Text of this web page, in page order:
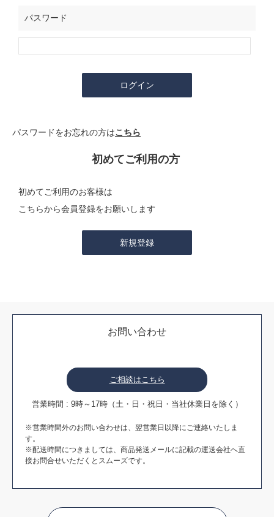
パスワード
パスワードをお忘れの方はこちら
初めてご利用の方
初めてご利用のお客様は
こちらから会員登録をお願いします
お問い合わせ
ご相談はこちら
営業時間 : 9時～17時（土・日・祝日・当社休業日を除く）
※営業時間外のお問い合わせは、翌営業日以降にご連絡いたしま
す。
※配送時間につきましては、商品発送メールに記載の運送会社へ直
接お問合せいただくとスムーズです。